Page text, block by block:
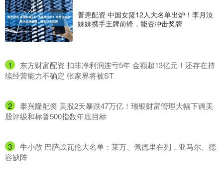
普患配资 中国女篮12人大名单出炉！李月汝
妹妹携手王牌前锋，能否冲击奖牌
1
​东方财富配资 扣非净利润连亏5年 金额超13亿元！还存在持
续经营能力不确定 张家界将被ST
2
​泰兴隆配资 美股2天暴跌47万亿！瑞银财富管理大幅下调美
股评级和标普500指数年底目标
3
​牛小散 巴萨战瓦伦大名单：莱万、佩德里在列，亚马尔、德
容缺阵